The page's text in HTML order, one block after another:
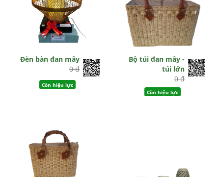
Đèn bàn đan mây
0 đ
Còn hiệu lực
Bộ túi đan mây -
túi lớn
0 đ
Còn hiệu lực